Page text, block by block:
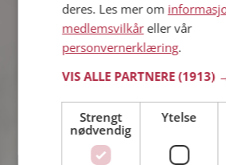
43 år fra Askøy i
Søker mann 36 - 48 år
Som medlem kan
tyr83 og tusener
som synes du er
deres. Les mer om
medlemsvilkåreller vår
personvernerklæring.
VIS ALLE PARTNERE(1913)
Strengt
nødvendig
Ytelse